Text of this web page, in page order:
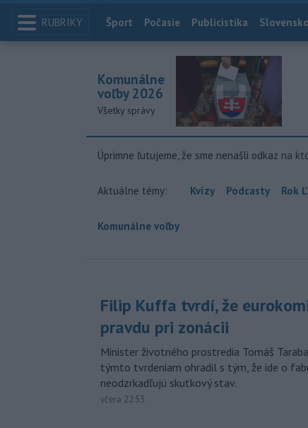
RUBRIKY Index
Šport Počasie Publicistika Slovensko
Komunálne
voľby 2026
Všetky správy
Úprimne ľutujeme, že sme nenašli odkaz na
Aktuálne témy: Kvízy Podcasty Rok
Komunálne voľby
Filip Kuffa tvrdí, že
pravdu pri zonácii
Minister životného prostredia Tomáš
týmto tvrdeniam ohradil s tým, že ide o
neodzrkadľujú skutkový stav.
včera 22:53